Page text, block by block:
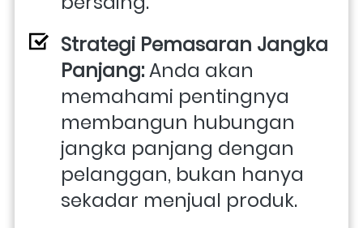
Strategi Pemasaran Jangka
Panjang: Anda akan
memahami pentingnya
membangun hubungan
jangka panjang dengan
pelanggan, bukan hanya
sekadar menjual produk.